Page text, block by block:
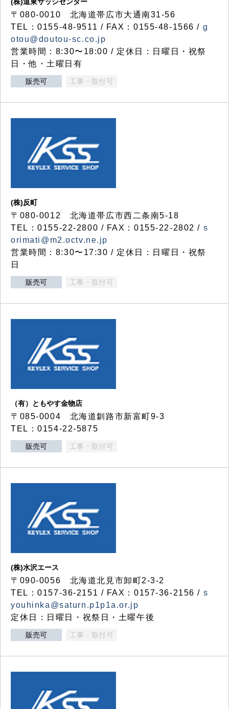
〒080-0010 北海道帯広市大通南31-56
TEL：0155-48-9511 / FAX：0155-48-1566 / g
otou@doutou-sc.co.jp
営業時間：8:30〜18:00 / 定休日：日曜日・祝祭
日・他・土曜日有
販売可 工事・取付可
(株)反町
〒080-0012 北海道帯広市西二条南5-18
TEL：0155-22-2800 / FAX：0155-22-2802 / s
orimati@m2.octv.ne.jp
営業時間：8:30〜17:30 / 定休日：日曜日・祝祭
日
販売可 工事・取付可
（有）ともやす金物店
〒085-0004 北海道釧路市新富町9-3
TEL：0154-22-5875
販売可 工事・取付可
(株)水沢エース
〒090-0056 北海道北見市卸町2-3-2
TEL：0157-36-2151 / FAX：0157-36-2156 / s
youhinka@saturn.p1p1a.or.jp
定休日：日曜日・祝祭日・土曜午後
販売可 工事・取付可